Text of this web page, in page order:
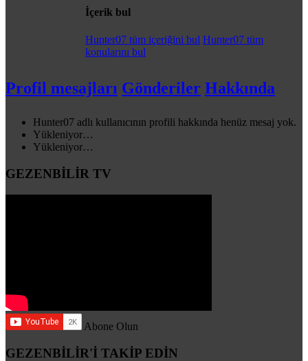
İçerik bul
Hunter07 tüm içeriğini bul Hunter07 tüm
konularını bul
Profil mesajları Gönderiler Hakkında
Hunter07 adlı kullanıcının profili hakkında henüz mesaj yok.
Yükleniyor…
Yükleniyor…
GEZENBİLİR TV
Abone Olun
GEZENBİLİR'İ TAKİP EDİN